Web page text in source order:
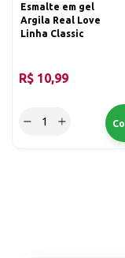
Esmalte em gel
Argila Real Love
Linha Classic
R$ 10,99